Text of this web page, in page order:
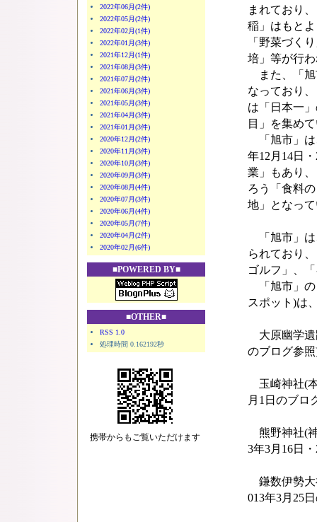
2022年06月(2件)
2022年05月(2件)
2022年02月(1件)
2022年01月(3件)
2021年12月(1件)
2021年08月(3件)
2021年07月(2件)
2021年06月(3件)
2021年05月(3件)
2021年04月(3件)
2021年01月(3件)
2020年12月(2件)
2020年11月(3件)
2020年10月(3件)
2020年09月(3件)
2020年08月(4件)
2020年07月(3件)
2020年06月(4件)
2020年05月(7件)
2020年04月(2件)
2020年02月(6件)
■POWERED BY■
■OTHER■
RSS 1.0
処理時間 0.162192秒
携帯からもご覧いただけます
まれており
稲」はもと
「野菜づく
培」等が行
また、「旭
なっており
は「日本一
目」を集め
「旭市」は
年12月14日
業」もあり
ろう「食料
地」となっ
「旭市」は
られており
ゴルフ」、
「旭市」の
スポット)は
大原幽学遺
のブログ参
玉崎神社(
月1日のブロ
熊野神社(
3年3月16日
鎌数伊勢大
013年3月25